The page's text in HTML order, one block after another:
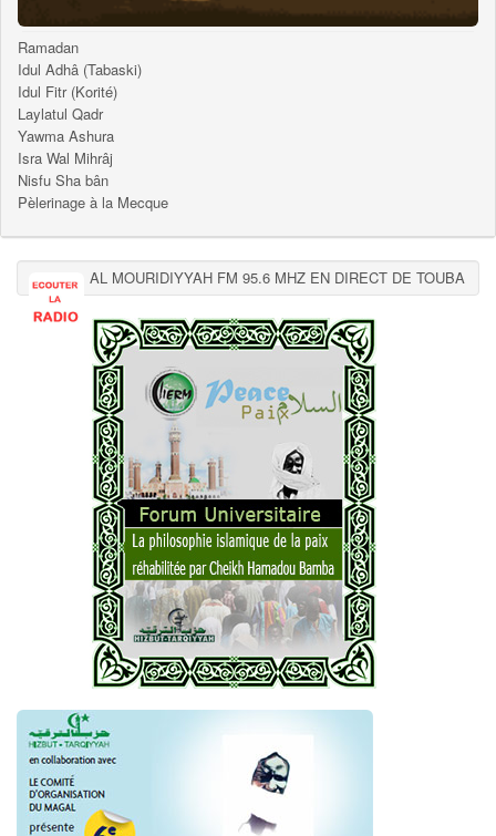
Ramadan
Idul Adhâ (Tabaski)
Idul Fitr (Korité)
Laylatul Qadr
Yawma Ashura
Isra Wal Mihrâj
Nisfu Sha bân
Pèlerinage à la Mecque
AL MOURIDIYYAH FM 95.6 MHZ EN DIRECT DE TOUBA